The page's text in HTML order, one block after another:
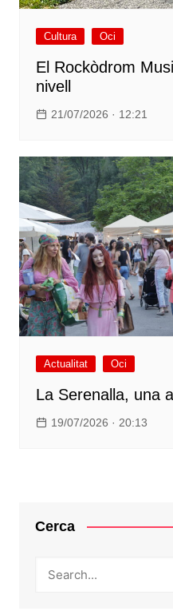
Cultura Oci
El Rockòdrom
nivell
21/07/2026 · 12:21
Actualitat Oci
La Serenalla, una
19/07/2026 · 20:13
Cerca